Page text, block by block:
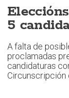
5
A falta de
proclamadas
candidaturas
Circunscripción